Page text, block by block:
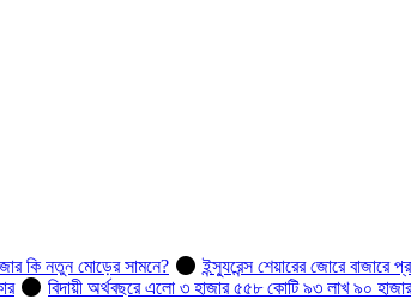
কি নতুন মোড়ের সামনে?
ইন্স্যুরেন্স শেয়ারের জোরে বাজারে
বিদায়ী অর্থবছরে এলো ৩ হাজার ৫৫৮ কোটি ৯৩ লাখ ৯০ হাজার